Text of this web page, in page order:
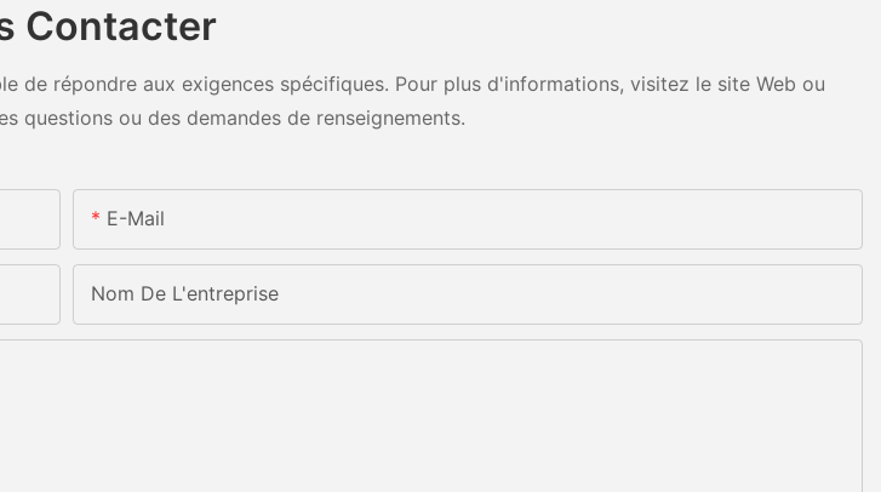
Contacter
de répondre aux exigences spécifiques. Pour plus d'informations, visitez le site Web ou
questions ou des demandes de renseignements.
E-Mail
Nom De L'entreprise